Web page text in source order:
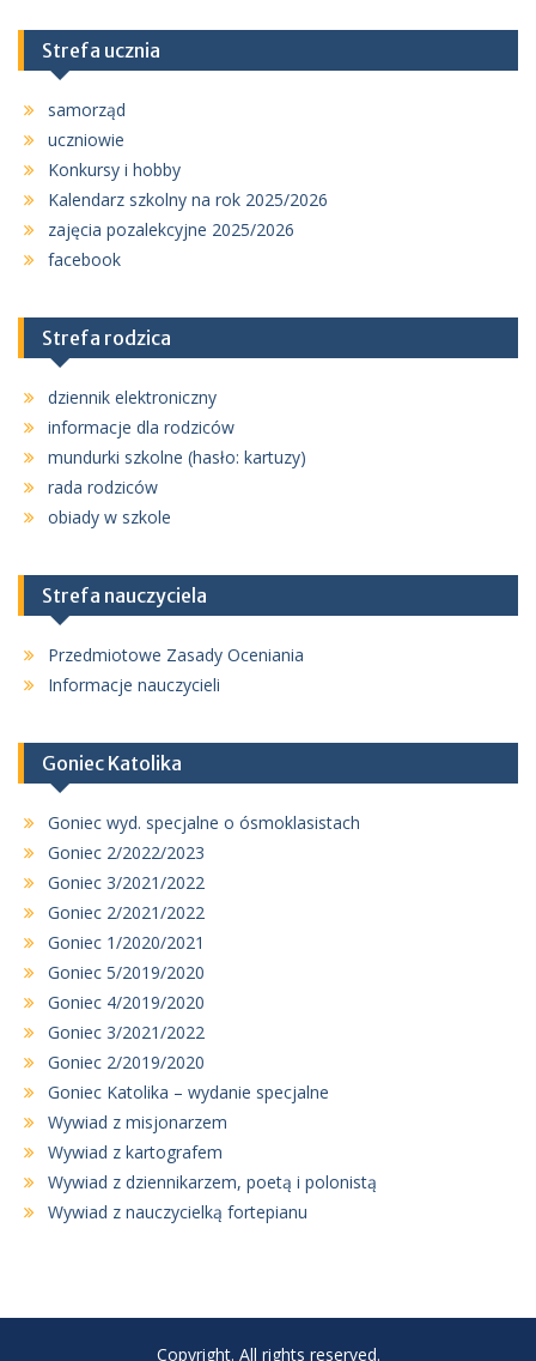
Strefa ucznia
samorząd
uczniowie
Konkursy i hobby
Kalendarz szkolny na rok 2025/2026
zajęcia pozalekcyjne 2025/2026
facebook
Strefa rodzica
dziennik elektroniczny
informacje dla rodziców
mundurki szkolne (hasło: kartuzy)
rada rodziców
obiady w szkole
Strefa nauczyciela
Przedmiotowe Zasady Oceniania
Informacje nauczycieli
Goniec Katolika
Goniec wyd. specjalne o ósmoklasistach
Goniec 2/2022/2023
Goniec 3/2021/2022
Goniec 2/2021/2022
Goniec 1/2020/2021
Goniec 5/2019/2020
Goniec 4/2019/2020
Goniec 3/2021/2022
Goniec 2/2019/2020
Goniec Katolika – wydanie specjalne
Wywiad z misjonarzem
Wywiad z kartografem
Wywiad z dziennikarzem, poetą i polonistą
Wywiad z nauczycielką fortepianu
Copyright. All rights reserved.